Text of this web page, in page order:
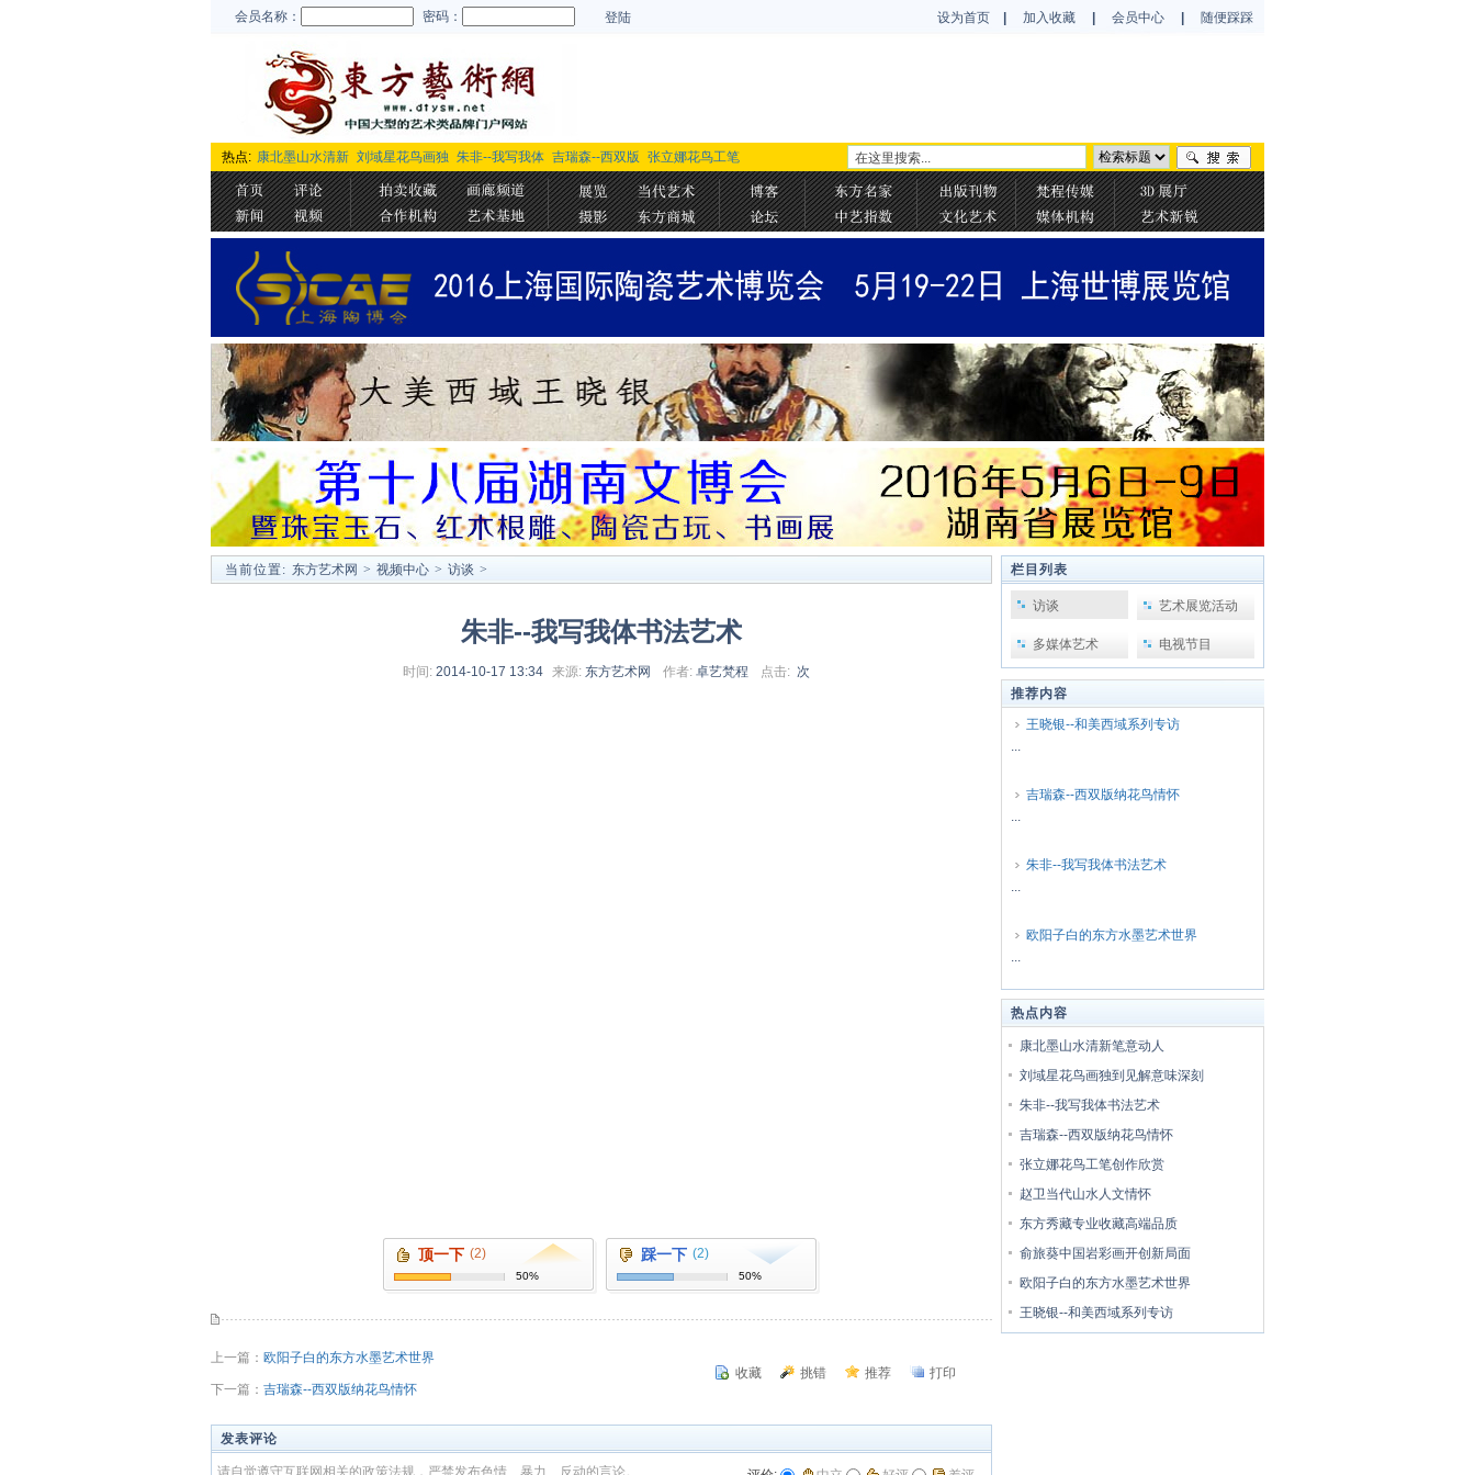
会员名称： 密码： 登陆 设为首页 加入收藏 会员中心 随便踩踩
热点: 康北墨山水清新 刘域星花鸟画独 朱非--我写我体 吉瑞森--西双版 张立娜花鸟工笔
当前位置: 东方艺术网 > 视频中心 > 访谈 >
朱非--我写我体书法艺术
时间: 2014-10-17 13:34 来源: 东方艺术网 作者: 卓艺梵程 点击: 次
顶一下 (2)
50%
踩一下 (2)
50%
上一篇： 欧阳子白的东方水墨艺术世界
下一篇： 吉瑞森--西双版纳花鸟情怀
收藏 挑错 推荐 打印
发表评论
请自觉遵守互联网相关的政策法规，严禁发布色情、暴力、反动的言论。
栏目列表
访谈 艺术展览活动
多媒体艺术 电视节目
推荐内容
王晓银--和美西域系列专访
...
吉瑞森--西双版纳花鸟情怀
...
朱非--我写我体书法艺术
...
欧阳子白的东方水墨艺术世界
...
热点内容
康北墨山水清新笔意动人
刘域星花鸟画独到见解意味深刻
朱非--我写我体书法艺术
吉瑞森--西双版纳花鸟情怀
张立娜花鸟工笔创作欣赏
赵卫当代山水人文情怀
东方秀藏专业收藏高端品质
俞旅葵中国岩彩画开创新局面
欧阳子白的东方水墨艺术世界
王晓银--和美西域系列专访